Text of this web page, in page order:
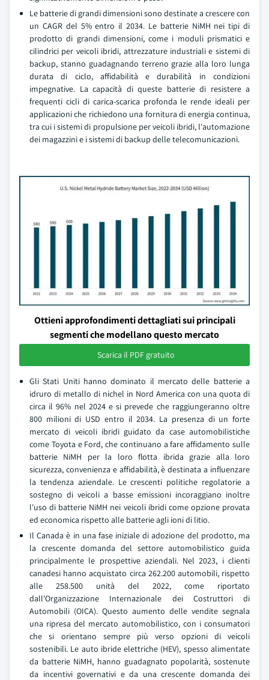
Le batterie di grandi dimensioni sono destinate a crescere con
un CAGR del 5% entro il 2034. Le batterie NiMH nei tipi di
prodotto di grandi dimensioni, come i moduli prismatici e
cilindrici per veicoli ibridi, attrezzature industriali e sistemi di
backup, stanno guadagnando terreno grazie alla loro lunga
durata di ciclo, affidabilità e durabilità in condizioni
impegnative. La capacità di queste batterie di resistere a
frequenti cicli di carica-scarica profonda le rende ideali per
applicazioni che richiedono una fornitura di energia continua,
tra cui i sistemi di propulsione per veicoli ibridi, l'automazione
dei magazzini e i sistemi di backup delle telecomunicazioni.
Ottieni approfondimenti dettagliati sui principali
segmenti che modellano questo mercato
Scarica il PDF gratuito
Gli Stati Uniti hanno dominato il mercato delle batterie a
idruro di metallo di nichel in Nord America con una quota di
circa il 96% nel 2024 e si prevede che raggiungeranno oltre
800 milioni di USD entro il 2034. La presenza di un forte
mercato di veicoli ibridi guidato da case automobilistiche
come Toyota e Ford, che continuano a fare affidamento sulle
batterie NiMH per la loro flotta ibrida grazie alla loro
sicurezza, convenienza e affidabilità, è destinata a influenzare
la tendenza aziendale. Le crescenti politiche regolatorie a
sostegno di veicoli a basse emissioni incoraggiano inoltre
l'uso di batterie NiMH nei veicoli ibridi come opzione provata
ed economica rispetto alle batterie agli ioni di litio.
Il Canada è in una fase iniziale di adozione del prodotto, ma
la crescente domanda del settore automobilistico guida
principalmente le prospettive aziendali. Nel 2023, i clienti
canadesi hanno acquistato circa 262.200 automobili, rispetto
alle 258.500 unità del 2022, come riportato
dall'Organizzazione Internazionale dei Costruttori di
Automobili (OICA). Questo aumento delle vendite segnala
una ripresa del mercato automobilistico, con i consumatori
che si orientano sempre più verso opzioni di veicoli
sostenibili. Le auto ibride elettriche (HEV), spesso alimentate
da batterie NiMH, hanno guadagnato popolarità, sostenute
da incentivi governativi e da una crescente domanda dei